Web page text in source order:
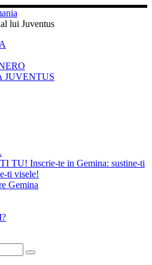
lui Juventus
JUVENTUS
TU! Inscrie-te in Gemina: sustine-ti
ti visele!
Gemina
Caută...